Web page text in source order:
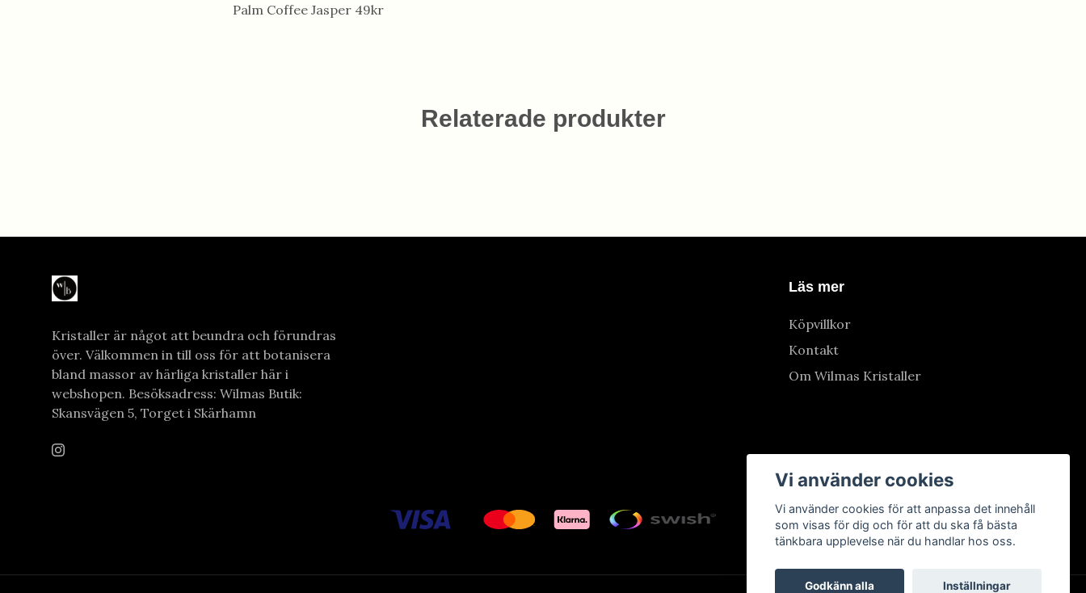
Palm Coffee Jasper 49kr
Relaterade produkter
Kristaller är något att beundra och förundras
över. Välkommen in till oss för att botanisera
bland massor av härliga kristaller här i
webshopen. Besöksadress: Wilmas Butik:
Skansvägen 5, Torget i Skärhamn
Läs mer
Köpvillkor
Kontakt
Om Wilmas Kristaller
Vi använder cookies
Vi använder cookies för att anpassa det innehåll
som visas för dig och för att du ska få bästa
tänkbara upplevelse när du handlar hos oss.
Godkänn alla Inställningar